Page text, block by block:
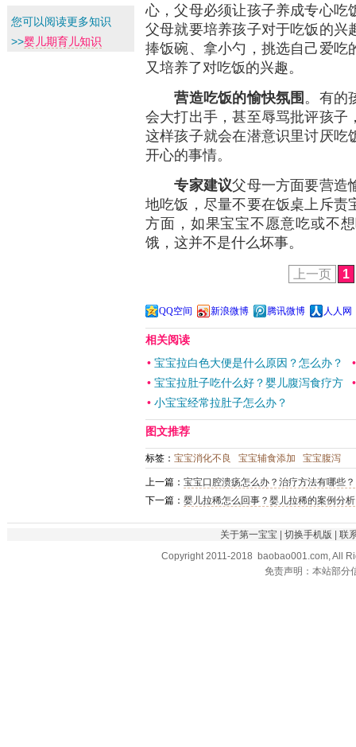
心，父母必须让孩子养成专心吃
父母就要培养孩子对于吃饭的兴
捧饭碗、拿小勺，挑选自己爱吃
又培养了对吃饭的兴趣。
营造吃饭的愉快氛围。有的
会大打出手，甚至辱骂批评孩子
这样孩子就会在潜意识里讨厌吃
开心的事情。
专家建议父母一方面要营造
地吃饭，尽量不要在饭桌上斥责
方面，如果宝宝不愿意吃或不
饿，这并不是什么坏事。
上一页 1
QQ空间 新浪微博 腾讯微博 人人网
相关阅读
• 宝宝拉白色大便是什么原因？怎么办？
• 宝宝拉肚子吃什么好？婴儿腹泻食疗方
• 小宝宝经常拉肚子怎么办？
图文推荐
标签： 宝宝消化不良 宝宝辅食添加 宝宝腹泻
上一篇： 宝宝口腔溃疡怎么办？治疗方法有哪些？
下一篇： 婴儿拉稀怎么回事？婴儿拉稀的案例分析
您可以阅读更多知识
>>婴儿期育儿知识
关于第一宝宝 | 切换手机版 | 联
Copyright 2011-2018 baobao001.com, All
免责声明：本站部分